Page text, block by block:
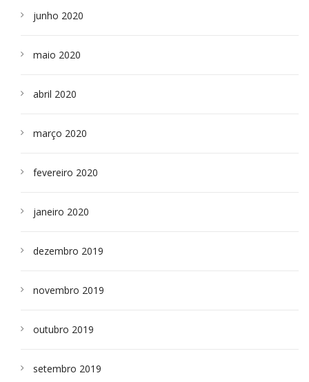
junho 2020
maio 2020
abril 2020
março 2020
fevereiro 2020
janeiro 2020
dezembro 2019
novembro 2019
outubro 2019
setembro 2019